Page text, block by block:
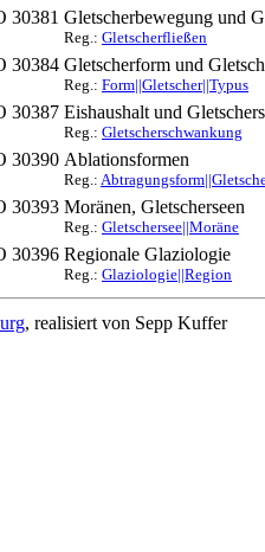
30381 Gletscherbewegung und
Reg.: Gletscherfließen
30384 Gletscherform und
Reg.: Form||Gletscher||Typus
30387 Eishaushalt und
Reg.: Gletscherschwankung
30390 Ablationsformen
Reg.:
30393 Moränen, Gletscherseen
Reg.: Gletschersee||Moräne
30396 Regionale Glaziologie
Reg.: Glaziologie||Region
, realisiert von Sepp Kuffer